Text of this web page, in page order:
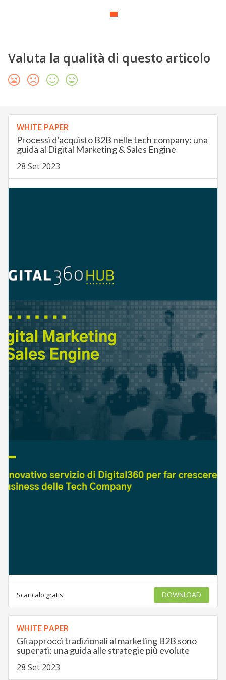
Valuta la qualità di questo articolo
WHITE PAPER
Processi d’acquisto B2B nelle tech company: una
guida al Digital Marketing & Sales Engine
28 Set 2023
Scaricalo gratis! DOWNLOAD
WHITE PAPER
Gli approcci tradizionali al marketing B2B sono
superati: una guida alle strategie più evolute
28 Set 2023